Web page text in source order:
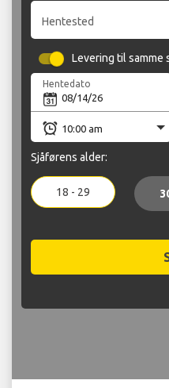
Hentested
Levering til samme
Hentedato
Sjåførens alder:
18 - 29